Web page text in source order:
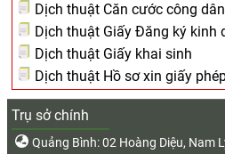
Dịch thuật Căn cước công dân
Dịch thuật Giấy Đăng ký kinh
Dịch thuật Giấy khai sinh
Dịch thuật Hồ sơ xin giấy
Trụ sở chính
Quảng Bình: 02 Hoàng Diệu, Nam